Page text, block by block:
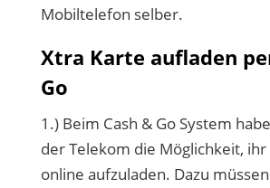
Mobiltelefon selber.
Xtra Karte aufladen
Go
1.) Beim Cash & Go System
der Telekom die Möglichkeit,
online aufzuladen. Dazu